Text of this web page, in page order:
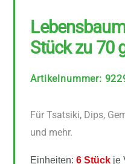
Stück zu 70
Artikelnummer:
Für Tsatsiki, Dips,
und mehr.
Einheiten:6 Stück je